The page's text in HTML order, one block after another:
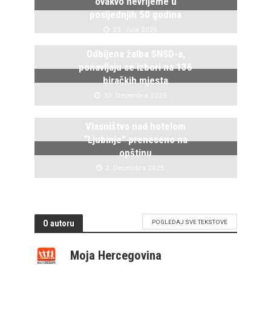
posljednjih 50 godina
23. Jula 2026.
Odbijena žalba SNSD-a,
ponavljaju se izbori na 136
biračkih mjesta
30. Decembra 2025.
Vlasništvo nad hotelom
“Ljubinje” preneseno na
opštinu
2. Decembra 2025.
O autoru POGLEDAJ SVE TEKSTOVE
Moja Hercegovina